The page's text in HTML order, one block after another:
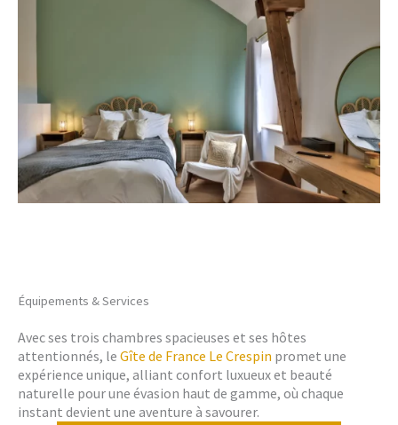
Équipements & Services
Avec ses trois chambres spacieuses et ses hôtes
attentionnés, le Gîte de France Le Crespin promet une
expérience unique, alliant confort luxueux et beauté
naturelle pour une évasion haut de gamme, où chaque
instant devient une aventure à savourer.